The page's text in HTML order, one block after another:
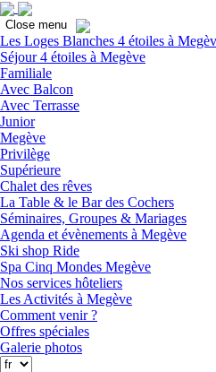
Close menu
Les Loges Blanches 4 étoiles à
Séjour 4 étoiles à Megève
Familiale
Avec Balcon
Avec Terrasse
Junior
Megève
Privilège
Supérieure
Chalet des rêves
La Table & le Bar des Cochers
Séminaires, Groupes & Mariages
Agenda et évènements à Megève
Ski shop Ride
Spa Cinq Mondes Megève
Nos services hôteliers
Les Activités à Megève
Comment venir ?
Offres spéciales
Galerie photos